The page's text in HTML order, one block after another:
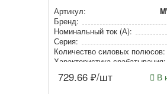
Артикул:
Бренд:
Номи­наль­ный ток (А):
Серия:
Количество силовых полюсов:
Харак­те­рис­ти­ка сра­ба­ты­ва­ния:
729.66 ₽/шт В